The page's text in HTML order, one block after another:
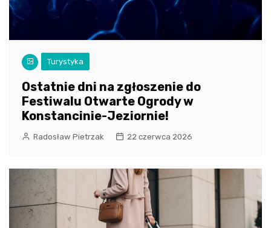
Turystyka
Ostatnie dni na zgłoszenie do
Festiwalu Otwarte Ogrody w
Konstancinie-Jeziornie!
Radosław Pietrzak 22 czerwca 2026